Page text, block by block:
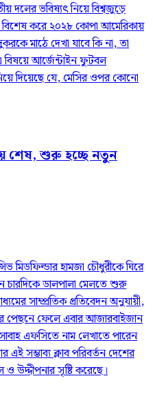
দলের ভবিষ্যৎ নিয়ে বিশ্বজুড়ে
করে ২০২৮ কোপা আমেরিকায়
মাঠে দেখা যাবে কি না, তা
বিষয়ে আর্জেন্টাইন ফুটবল
দিয়েছে যে, মেসির ওপর কোনো
শেষ, শুরু হচ্ছে নতুন
মিডফিল্ডার হামজা চৌধুরীকে ঘিরে
ডালপালা মেলতে শুরু
সাম্প্রতিক প্রতিবেদন অনুযায়ী,
পেছনে ফেলে এবার আজারবাইজান
সাবাহ এফসিতে নাম লেখাতে পারেন
সম্ভাব্য ক্লাব পরিবর্তন দেশের
উদ্দীপনার সৃষ্টি করেছে।